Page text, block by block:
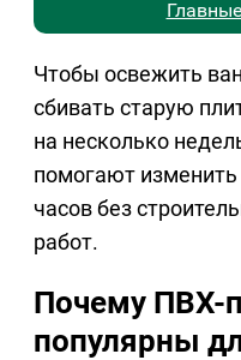
Чтобы освежить
сбивать старую
на несколько
помогают изменить
часов без
работ.
Почему ПВХ-
популярны